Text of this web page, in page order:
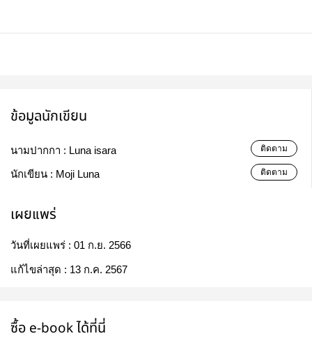
ข้อมูลนักเขียน
นามปากกา : Luna isara ติดตาม
นักเขียน : Moji Luna ติดตาม
เผยแพร่
วันที่เผยแพร่ : 01 ก.ย. 2566
แก้ไขล่าสุด : 13 ก.ค. 2567
ซื้อ e-book ได้ที่นี่